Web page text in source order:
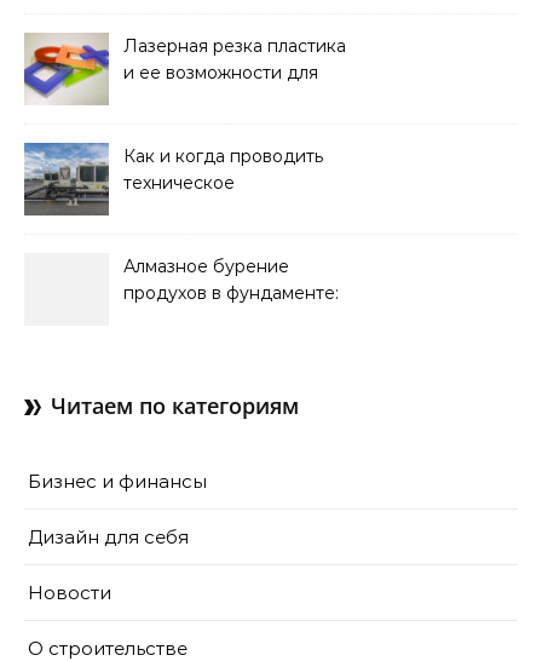
Лазерная резка пластика
и ее возможности для
Как и когда проводить
техническое
Алмазное бурение
продухов в фундаменте:
Читаем по категориям
Бизнес и финансы
Дизайн для себя
Новости
О строительстве